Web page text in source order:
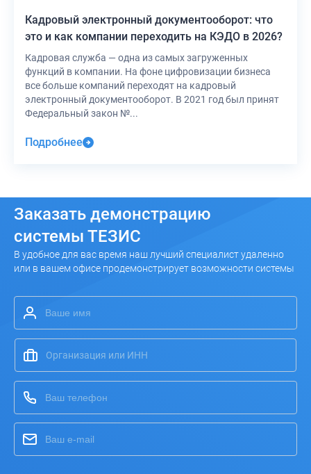
Кадровый электронный документооборот: что
это и как компании переходить на КЭДО в 2026?
Кадровая служба — одна из самых загруженных
функций в компании. На фоне цифровизации бизнеса
все больше компаний переходят на кадровый
электронный документооборот. В 2021 год был принят
Федеральный закон №...
Подробнее
Заказать демонстрацию
системы ТЕЗИС
В удобное для вас время наш лучший специалист удаленно
или в вашем офисе продемонстрирует возможности системы